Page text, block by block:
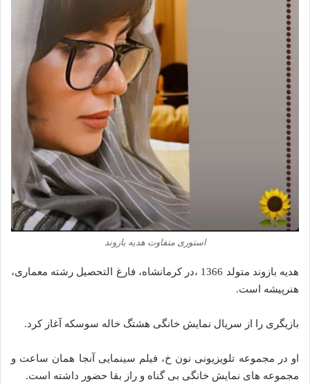
استوری متفاوت هدیه بازوند
هدیه بازوند متولد 1366 ،در کرمانشاه، فارغ التحصیل رشته معماری،
هنرپیشه است.
بازیگری را از سریال نمایش خانگی هشتگ خاله سوسکه آغاز کرد.
او در مجموعه تلویزیونی نون خ، فیلم سینمایی آنجا همان ساعت و
مجموعه های نمایش خانگی بی گناه و راز بقا حضور داشته است.